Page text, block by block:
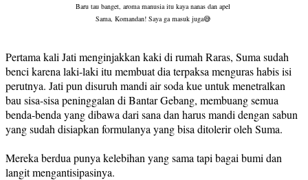
Baru tau banget, aroma manusia itu kaya nanas dan apel
Sama, Komandan! Saya ga masuk juga😅
Pertama kali Jati menginjakkan kaki di rumah Raras, Suma sudah
benci karena laki-laki itu membuat dia terpaksa menguras habis isi
perutnya. Jati pun disuruh mandi air soda kue untuk menetralkan
bau sisa-sisa peninggalan di Bantar Gebang, membuang semua
benda-benda yang dibawa dari sana dan harus mandi dengan sabun
yang sudah disiapkan formulanya yang bisa ditolerir oleh Suma.
Mereka berdua punya kelebihan yang sama tapi bagai bumi dan
langit mengantisipasinya.